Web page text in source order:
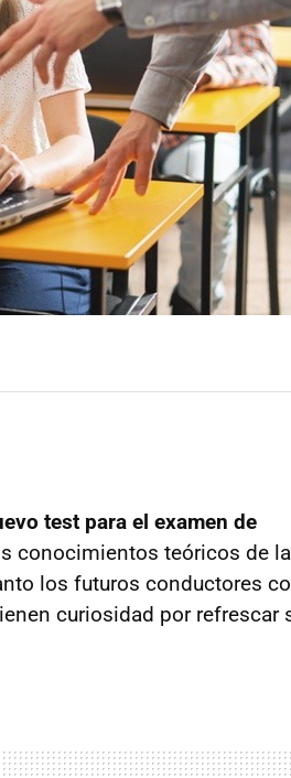
test para el examen de
conocimientos teóricos de la
los futuros conductores
curiosidad por refrescar